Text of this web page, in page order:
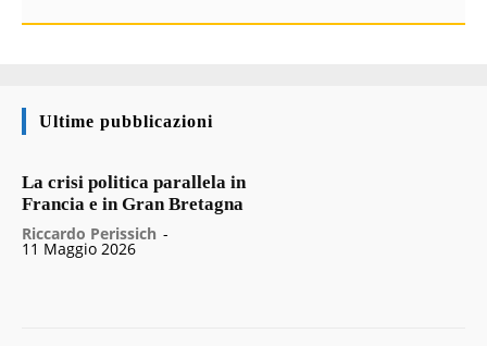
Ultime pubblicazioni
La crisi politica parallela in
Francia e in Gran Bretagna
Riccardo Perissich -
11 Maggio 2026